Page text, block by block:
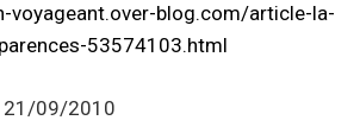
voyageant.over-blog.com/article-la-
53574103.html
21/09/2010